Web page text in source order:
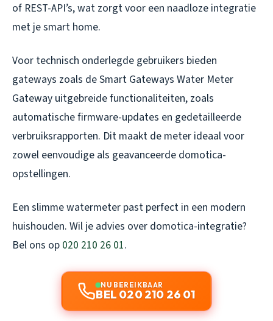
of REST-API’s, wat zorgt voor een naadloze integratie
met je smart home.
Voor technisch onderlegde gebruikers bieden
gateways zoals de Smart Gateways Water Meter
Gateway uitgebreide functionaliteiten, zoals
automatische firmware-updates en gedetailleerde
verbruiksrapporten. Dit maakt de meter ideaal voor
zowel eenvoudige als geavanceerde domotica-
opstellingen.
Een slimme watermeter past perfect in een modern
huishouden. Wil je advies over domotica-integratie?
Bel ons op 020 210 26 01.
NU BEREIKBAAR
BEL 020 210 26 01